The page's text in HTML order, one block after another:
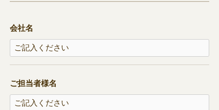
会社名
ご担当者様名